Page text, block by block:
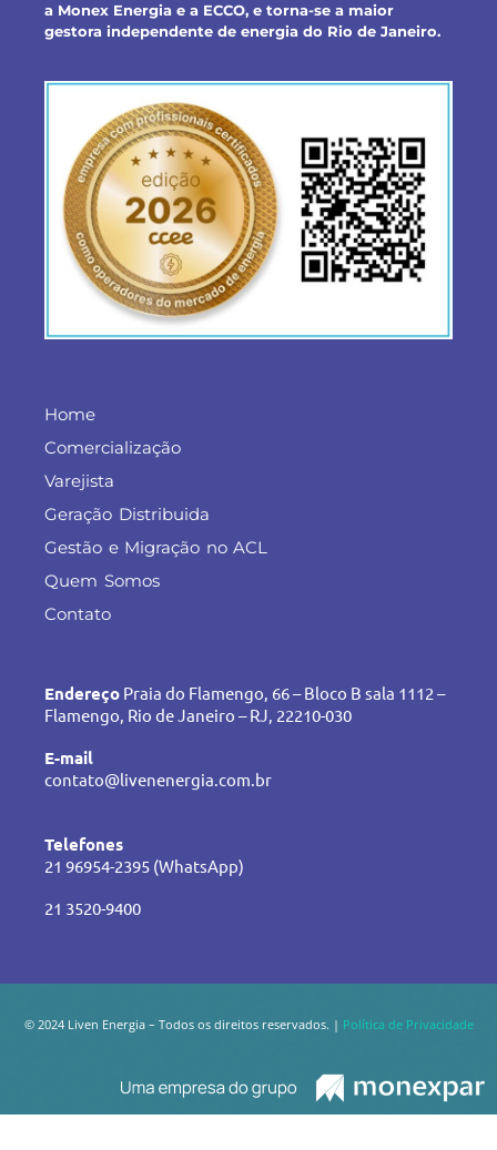
a Monex Energia e a ECCO, e torna-se a maior
gestora independente de energia do Rio de Janeiro.
Home
Comercialização
Varejista
Geração Distribuida
Gestão e Migração no ACL
Quem Somos
Contato
Endereço Praia do Flamengo, 66 – Bloco B sala 1112 –
Flamengo, Rio de Janeiro – RJ, 22210-030
E-mail
contato@livenenergia.com.br
Telefones
21 96954-2395 (WhatsApp)
21 3520-9400
© 2024 Liven Energia – Todos os direitos reservados. | Política de Privacidade